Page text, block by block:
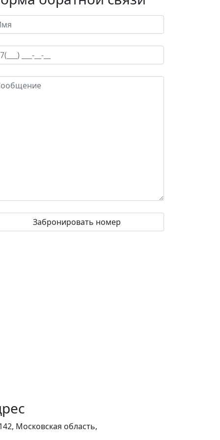
Московская область,